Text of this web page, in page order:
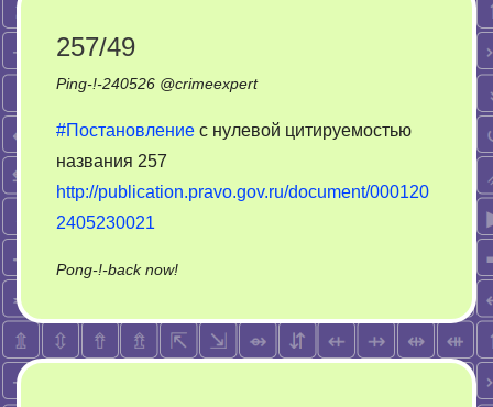
257/49
Ping-!-240526 @crimeexpert
#Постановление с нулевой цитируемостью
названия 257
http://publication.pravo.gov.ru/document/000120
2405230021
Pong-!-back now!on